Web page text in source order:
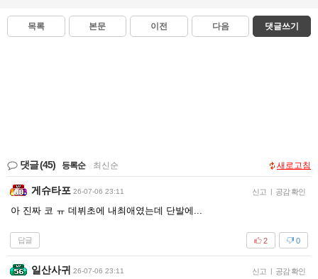
목록 본문 이전 다음 댓글쓰기
댓글(45) 등록순 최신순 새로고침
게슈타포 26-07-06 23:11 신고 | 공감 확인
아 진짜 코 ㅠ 데뷔초에 내최애였는데 단발에...
답글 0
2
일산사귀 26-07-06 23:11 신고 | 공감 확인